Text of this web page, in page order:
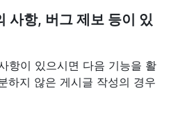
사항, 버그 제보 등이 있
항이 있으시면 다음 기능을 활
하지 않은 게시글 작성의 경우